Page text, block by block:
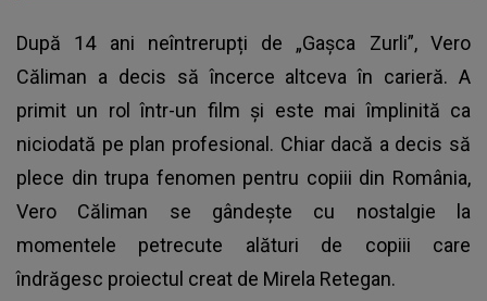
După 14 ani neîntrerupți de „Gașca Zurli”, Vero
Căliman a decis să încerce altceva în carieră. A
primit un rol într-un film și este mai împlinită ca
niciodată pe plan profesional. Chiar dacă a decis să
plece din trupa fenomen pentru copiii din România,
Vero Căliman se gândește cu nostalgie la
momentele petrecute alături de copiii care
îndrăgesc proiectul creat de Mirela Retegan.